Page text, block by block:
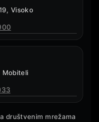
Visoko
Mobiteli
društvenim mrežama